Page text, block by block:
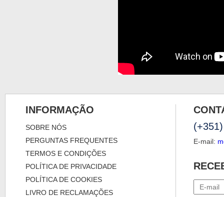
INFORMAÇÃO
SOBRE NÓS
PERGUNTAS FREQUENTES
TERMOS E CONDIÇÕES
POLÍTICA DE PRIVACIDADE
POLÍTICA DE COOKIES
LIVRO DE RECLAMAÇÕES
E-mail: